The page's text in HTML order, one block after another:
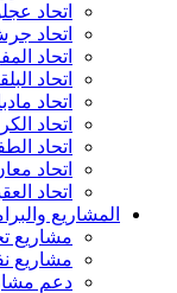
اتحاد
اتحاد
اتحاد
اتحاد
اتحاد
اتحاد
اتحاد
اتحاد
اتحاد
المشاريع
مشاريع
مشاريع
دعم